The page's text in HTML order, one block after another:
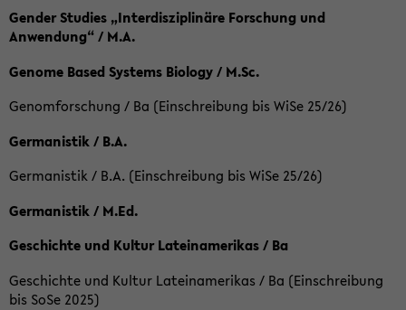
Gender Studies „Interdisziplinäre Forschung und
Anwendung“ / M.A.
Genome Based Systems Biology / M.Sc.
Genomforschung / Ba (Einschreibung bis WiSe 25/26)
Germanistik / B.A.
Germanistik / B.A. (Einschreibung bis WiSe 25/26)
Germanistik / M.Ed.
Geschichte und Kultur Lateinamerikas / Ba
Geschichte und Kultur Lateinamerikas / Ba (Einschreibung
bis SoSe 2025)